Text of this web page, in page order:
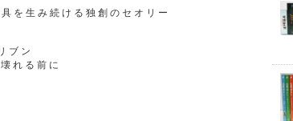
を生み続ける独創のセオリー
ブン
れる前に